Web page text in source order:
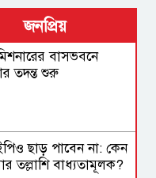
জনপ্রিয়
বাসভবনে
তদন্ত শুরু
ছাড় পাবেন না: কেন
তল্লাশি বাধ্যতামূলক?